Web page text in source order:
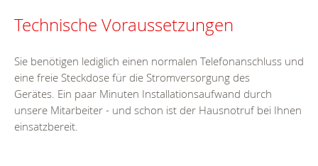
Technische Voraussetzungen
Sie benötigen lediglich einen normalen Telefonanschluss und
eine freie Steckdose für die Stromversorgung des
Gerätes. Ein paar Minuten Installationsaufwand durch
unsere Mitarbeiter - und schon ist der Hausnotruf bei Ihnen
einsatzbereit.